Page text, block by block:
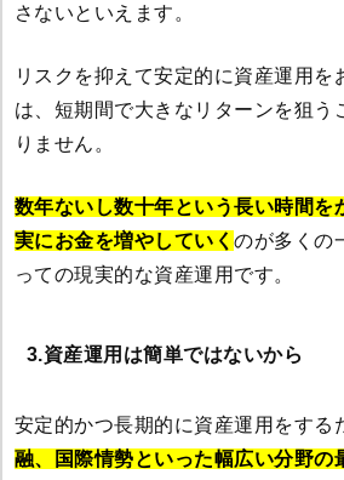
さないといえます。
リスクを抑えて安定的に資産運用を
は、短期間で大きなリターンを狙う
りません。
数年ないし数十年という長い時間を
実にお金を増やしていく のが多くの
っての現実的な資産運用です。
3.資産運用は簡単ではないから
安定的かつ長期的に資産運用をする
融、国際情勢といった幅広い分野の